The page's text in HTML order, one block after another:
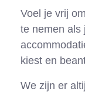
Voel je vrij
te nemen als
kiest en
We zijn er